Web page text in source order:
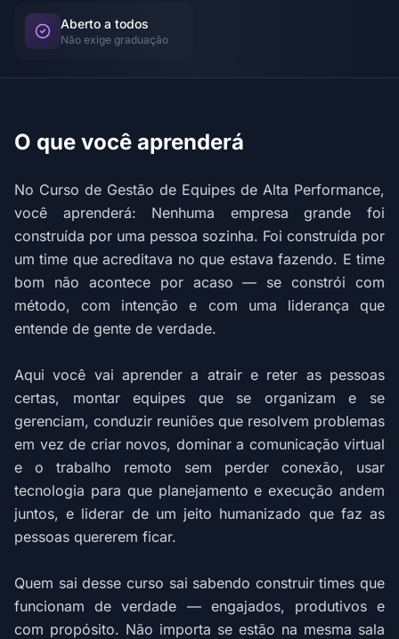
Aberto a todos
Não exige graduação
O que você aprenderá
No Curso de Gestão de Equipes de Alta Performance,
você aprenderá: Nenhuma empresa grande foi
construída por uma pessoa sozinha. Foi construída por
um time que acreditava no que estava fazendo. E time
bom não acontece por acaso — se constrói com
método, com intenção e com uma liderança que
entende de gente de verdade.
Aqui você vai aprender a atrair e reter as pessoas
certas, montar equipes que se organizam e se
gerenciam, conduzir reuniões que resolvem problemas
em vez de criar novos, dominar a comunicação virtual
e o trabalho remoto sem perder conexão, usar
tecnologia para que planejamento e execução andem
juntos, e liderar de um jeito humanizado que faz as
pessoas quererem ficar.
Quem sai desse curso sai sabendo construir times que
funcionam de verdade — engajados, produtivos e
com propósito. Não importa se estão na mesma sala